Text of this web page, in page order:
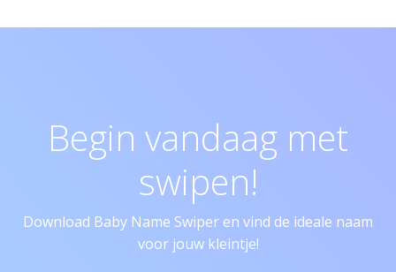
Begin vandaag met
swipen!
Download Baby Name Swiper en vind de ideale naam
voor jouw kleintje!